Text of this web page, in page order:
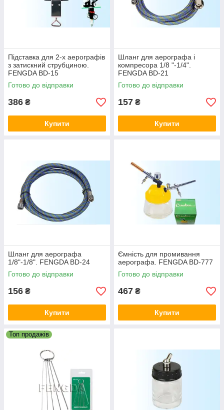
Підставка для 2-х аерографів
з затискний струбциною.
FENGDA BD-15
Готово до відправки
386 ₴
Купити
Шланг для аерографа і
компресора 1/8 "-1/4".
FENGDA BD-21
Готово до відправки
157 ₴
Купити
Шланг для аерографа
1/8"-1/8". FENGDA BD-24
Готово до відправки
156 ₴
Купити
Ємність для промивання
аерографа. FENGDA BD-777
Готово до відправки
467 ₴
Купити
Топ продажів